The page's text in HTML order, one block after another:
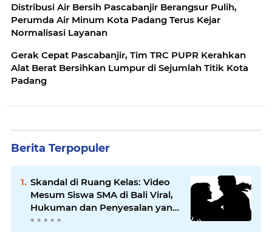
Distribusi Air Bersih Pascabanjir Berangsur Pulih,
Perumda Air Minum Kota Padang Terus Kejar
Normalisasi Layanan
Gerak Cepat Pascabanjir, Tim TRC PUPR Kerahkan
Alat Berat Bersihkan Lumpur di Sejumlah Titik Kota
Padang
Berita Terpopuler
Skandal di Ruang Kelas: Video
Mesum Siswa SMA di Bali Viral,
Hukuman dan Penyesalan yang
Mengikuti